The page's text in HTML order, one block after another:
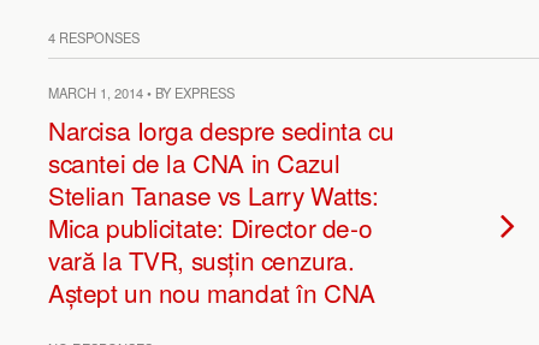
4 RESPONSES
MARCH 1, 2014 • BY EXPRESS
Narcisa Iorga despre sedinta cu
scantei de la CNA in Cazul
Stelian Tanase vs Larry Watts:
Mica publicitate: Director de-o
vară la TVR, susțin cenzura.
Aștept un nou mandat în CNA